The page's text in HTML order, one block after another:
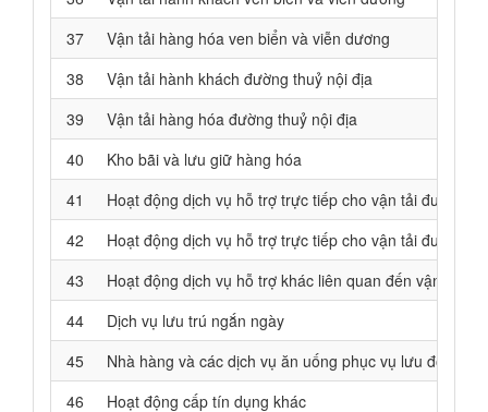
37
Vận tải hàng hóa ven biển và viễn dương
38
Vận tải hành khách đường thuỷ nội địa
39
Vận tải hàng hóa đường thuỷ nội địa
40
Kho bãi và lưu giữ hàng hóa
41
Hoạt động dịch vụ hỗ trợ trực tiếp cho vận tải đường
42
Hoạt động dịch vụ hỗ trợ trực tiếp cho vận tải đường
43
Hoạt động dịch vụ hỗ trợ khác liên quan đến vận tải
44
Dịch vụ lưu trú ngắn ngày
45
Nhà hàng và các dịch vụ ăn uống phục vụ lưu động
46
Hoạt động cấp tín dụng khác